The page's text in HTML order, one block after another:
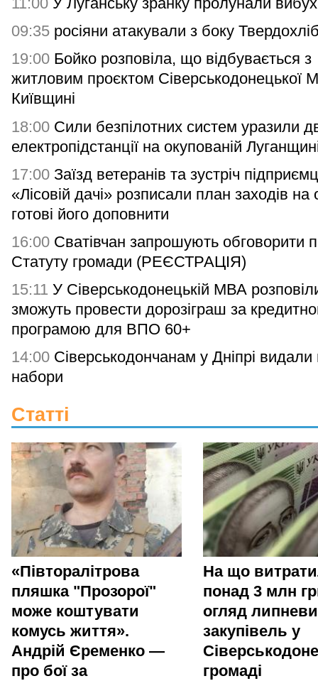
09:35 росіяни атакували з боку
19:00 Бойко розповіла, що відбувається з
житловим проєктом Сіверськодонецької
Київщині
18:00 Сили безпілотних систем уразили
електропідстанції на окупованій
17:00 Заїзд ветеранів та зустріч
«Лісовій дачі» розписали план заходів на
готові його доповнити
16:00 Сватівчан запрошують обговорити
Статуту громади (РЕЄСТРАЦІЯ)
15:11 У Сіверськодонецькій МВА
зможуть провести дорозіграш за
програмою для ВПО 60+
14:00 Сіверськодончанам у Дніпрі видали
набори
Статті
«Півторалітрова
пляшка "Прозорої"
може коштувати
комусь життя».
Андрій Єременко —
про бої за
На що
понад 3 млн
огляд
закупівель у
громаді